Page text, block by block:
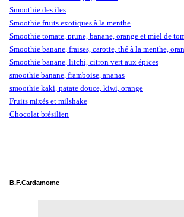
Smoothie des iles
Smoothie fruits exotiques à la menthe
Smoothie tomate, prune, banane, orange et miel de
Smoothie banane, fraises, carotte, thé à la menthe,
Smoothie banane, litchi, citron vert aux épices
smoothie banane, framboise, ananas
smoothie kaki, patate douce, kiwi, orange
Fruits mixés et milshake
Chocolat brésilien
B.F.Cardamome